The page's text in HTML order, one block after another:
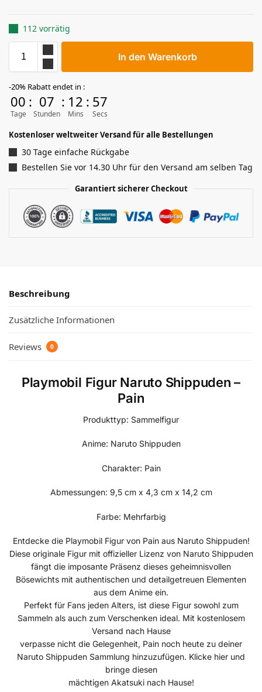
112 vorrätig
In den Warenkorb
-20% Rabatt endet in :
00
Tage
: 07
Stunden
: 12
Mins
: 56
Secs
Kostenloser weltweiter Versand für alle Bestellungen
30 Tage einfache Rückgabe
Bestellen Sie vor 14.30 Uhr für den Versand am selben Tag
Garantiert sicherer Checkout
Beschreibung
Zusätzliche Informationen
Reviews 0
Playmobil Figur Naruto Shippuden –
Pain
Produkttyp: Sammelfigur
Anime: Naruto Shippuden
Charakter: Pain
Abmessungen: 9,5 cm x 4,3 cm x 14,2 cm
Farbe: Mehrfarbig
Entdecke die Playmobil Figur von Pain aus Naruto Shippuden!
Diese originale Figur mit offizieller Lizenz von Naruto Shippuden
fängt die imposante Präsenz dieses geheimnisvollen
Bösewichts mit authentischen und detailgetreuen Elementen
aus dem Anime ein.
Perfekt für Fans jeden Alters, ist diese Figur sowohl zum
Sammeln als auch zum Verschenken ideal. Mit kostenlosem
Versand nach Hause
verpasse nicht die Gelegenheit, Pain noch heute zu deiner
Naruto Shippuden Sammlung hinzuzufügen. Klicke hier und
bringe diesen
mächtigen Akatsuki nach Hause!